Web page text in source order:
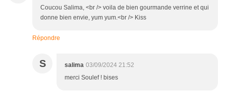
Coucou Salima, <br /> voila de bien gourmande verrine et qui
donne bien envie, yum yum.<br /> Kiss
Répondre
S salima 03/09/2024 21:52
merci Soulef ! bises